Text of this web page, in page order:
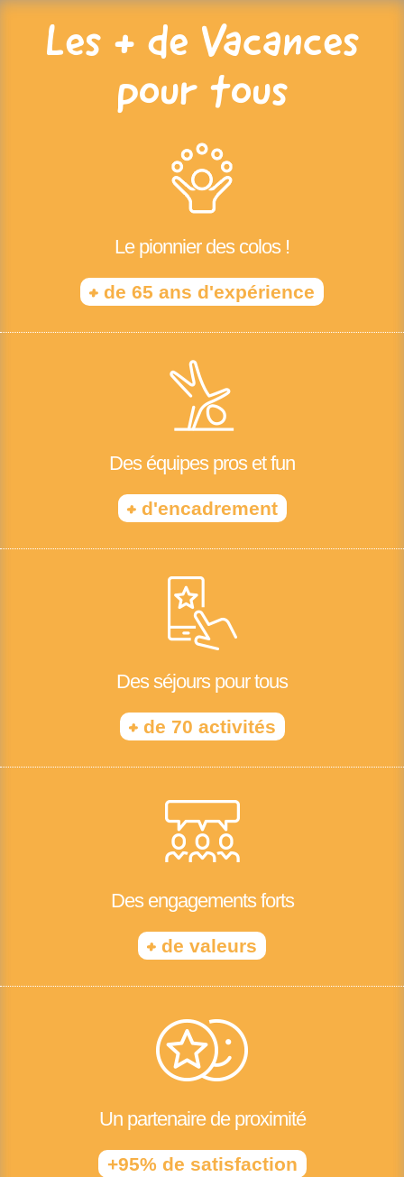
Les + de Vacances
pour tous
Le pionnier des colos !
+ de 65 ans d'expérience
Des équipes pros et fun
+d'encadrement
Des séjours pour tous
+de 70 activités
Des engagements forts
+ de valeurs
Un partenaire de proximité
+95% de satisfaction